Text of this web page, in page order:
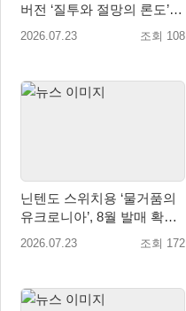
버전 ‘질투와 절망의 론도’ 7
월 23일 업데이트!
2026.07.23 조회 108
닌텐도 스위치용 ‘물거품의
유크로니아’, 8월 발매 확
정… 무료 체험판과 사전예
2026.07.23 조회 172